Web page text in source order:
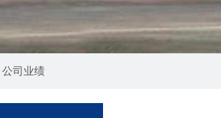
公司业绩